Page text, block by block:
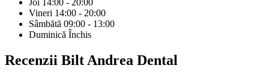
Joi 14:00 - 20:00
Vineri 14:00 - 20:00
Sâmbătă 09:00 - 13:00
Duminică Închis
Recenzii Bilt Andrea Dental